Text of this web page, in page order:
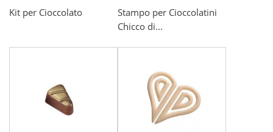
Kit per Cioccolato
Stampo per Cioccolatini
Chicco di...